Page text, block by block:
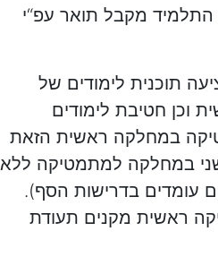
התלמיד מקבל תואר עפ“י
תוכנית לימודים של
וכן חטיבת לימודים
במחלקה ראשית הזאת
במחלקה למתמטיקה ללא
עומדים בדרישות הסף).
ראשית מקנים תעודת